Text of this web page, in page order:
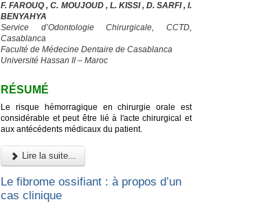
F. FAROUQ , C. MOUJOUD , L. KISSI , D. SARFI , I.
BENYAHYA
Service d’Odontologie Chirurgicale, CCTD,
Casablanca
Faculté de Médecine Dentaire de Casablanca
Université Hassan II – Maroc
RÉSUMÉ
Le risque hémorragique en chirurgie orale est
considérable et peut être lié à l'acte chirurgical et
aux antécédents médicaux du patient.
Lire la suite...
Le fibrome ossifiant : à propos d’un
cas clinique